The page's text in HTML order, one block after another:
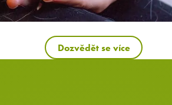
Dozvědět se více